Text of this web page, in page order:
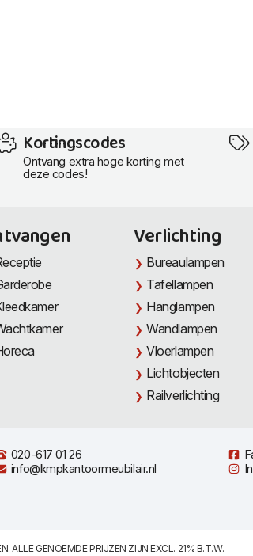
Kortingscodes
Ontvang extra hoge korting met
deze codes!
Verlichting
Bureaulampen
Tafellampen
Hanglampen
Wandlampen
Vloerlampen
Lichtobjecten
Railverlichting
020-617 01 26
info@kmpkantoormeubilair.nl
ALLE GENOEMDE PRIJZEN ZIJN EXCL. 21% B.T.W.